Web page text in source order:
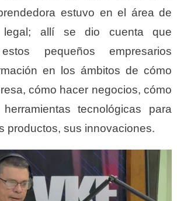
estuvo en el área de
legal; allí se dio cuenta que
pequeños empresarios
en los ámbitos de cómo
cómo hacer negocios, cómo
tecnológicas para
productos, sus innovaciones.